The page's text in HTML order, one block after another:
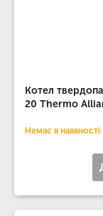
Котел
20 Thermo
Немає в наявності